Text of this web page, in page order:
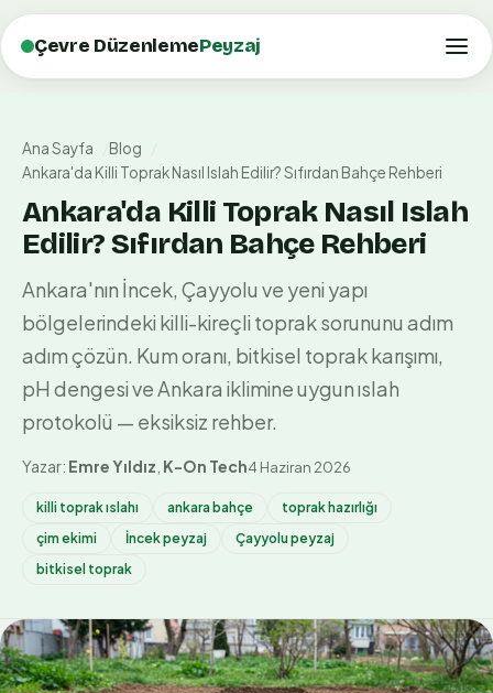
Çevre DüzenlemePeyzaj
Ana Sayfa
Blog
Ankara'da Killi Toprak Nasıl Islah Edilir? Sıfırdan Bahçe Rehberi
Ankara'da Killi Toprak Nasıl Islah
Edilir? Sıfırdan Bahçe Rehberi
Ankara'nın İncek, Çayyolu ve yeni yapı
bölgelerindeki killi-kireçli toprak sorununu adım
adım çözün. Kum oranı, bitkisel toprak karışımı,
pH dengesi ve Ankara iklimine uygun ıslah
protokolü — eksiksiz rehber.
Yazar: Emre Yıldız K-On Tech4 Haziran 2026
killi toprak ıslahı ankara bahçe
toprak hazırlığı
çim ekimi
İncek peyzaj
Çayyolu peyzaj
bitkisel toprak